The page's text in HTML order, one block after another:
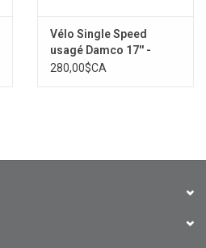
Vélo Single Speed
usagé Damco 17'' -
14026
280,00$CA